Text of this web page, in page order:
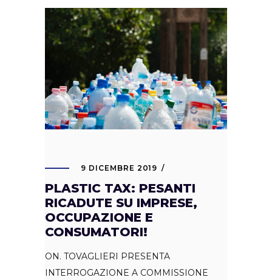
9 DICEMBRE 2019
PLASTIC TAX: PESANTI
RICADUTE SU IMPRESE,
OCCUPAZIONE E
CONSUMATORI!
ON. TOVAGLIERI PRESENTA
INTERROGAZIONE A COMMISSIONE